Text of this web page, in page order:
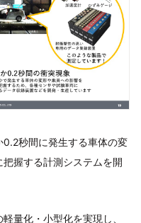
0.2秒間に発生する車体の変
握する計測システムを開
量化・小型化を実現し、